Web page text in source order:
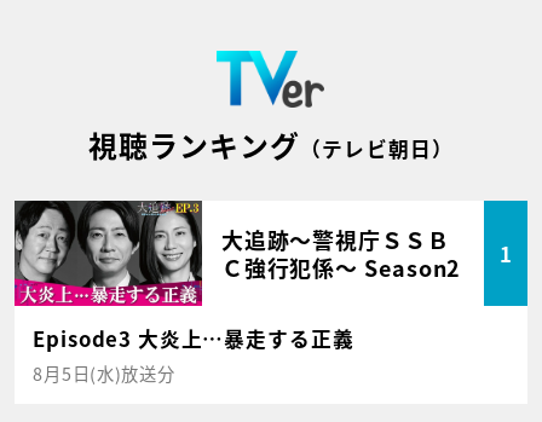
視聴ランキング （テレビ朝日）
大追跡～警視庁ＳＳＢ
Ｃ強行犯係～ Season2
1
Episode3 大炎上…暴走する正義
8月5日(水)放送分